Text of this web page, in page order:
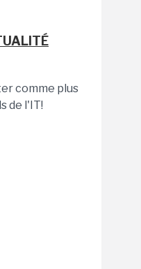
comme plus
de l'IT!